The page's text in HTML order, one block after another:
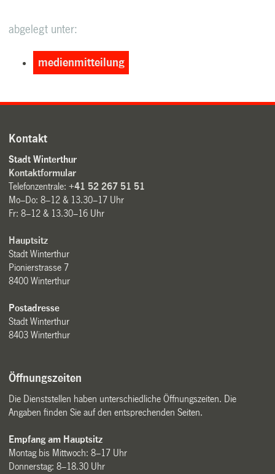
abgelegt unter:
medienmitteilung
Kontakt
Stadt Winterthur
Kontaktformular
Telefonzentrale:+41 52 267 51 51
Mo–Do: 8–12 & 13.30–17 Uhr
Fr: 8–12 & 13.30–16 Uhr
Hauptsitz
Stadt Winterthur
Pionierstrasse 7
8400 Winterthur
Postadresse
Stadt Winterthur
8403 Winterthur
Öffnungszeiten
Die Dienststellen haben unterschiedliche Öffnungszeiten. Die
Angaben finden Sie auf den entsprechenden Seiten.
Empfang am Hauptsitz
Montag bis Mittwoch: 8–17 Uhr
Donnerstag: 8–18.30 Uhr